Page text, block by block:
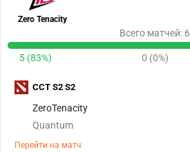
Zero Tenacity
Всего матчей: 6
5 (83%) 0 (0%)
ZeroTenacity
Quantum
Перейти на матч
CCT S2 S2